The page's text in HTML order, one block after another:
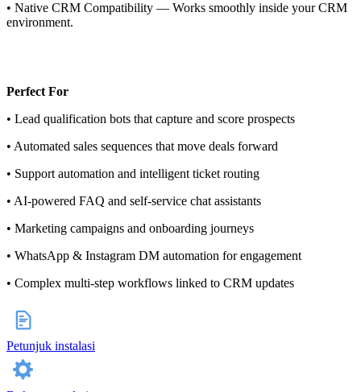
• Native CRM Compatibility — Works smoothly inside your CRM
environment.
Perfect For
• Lead qualification bots that capture and score prospects
• Automated sales sequences that move deals forward
• Support automation and intelligent ticket routing
• AI-powered FAQ and self-service chat assistants
• Marketing campaigns and onboarding journeys
• WhatsApp & Instagram DM automation for engagement
• Complex multi-step workflows linked to CRM updates
Petunjuk instalasi